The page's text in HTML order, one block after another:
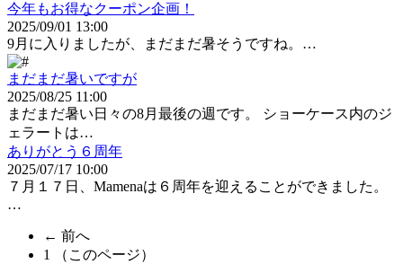
今年もお得なクーポン企画！
2025/09/01 13:00
9月に入りましたが、まだまだ暑そうですね。…
まだまだ暑いですが
2025/08/25 11:00
まだまだ暑い日々の8月最後の週です。 ショーケース内のジ
ェラートは…
ありがとう６周年
2025/07/17 10:00
７月１７日、Mamenaは６周年を迎えることができました。
…
← 前へ
1
（このページ）